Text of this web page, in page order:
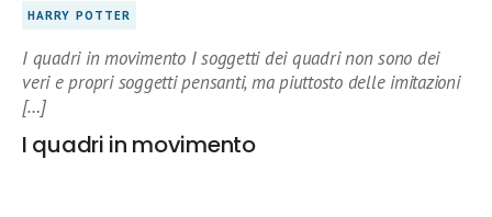
HARRY POTTER
I quadri in movimento I soggetti dei quadri non sono dei
veri e propri soggetti pensanti, ma piuttosto delle imitazioni
[…]
I quadri in movimento